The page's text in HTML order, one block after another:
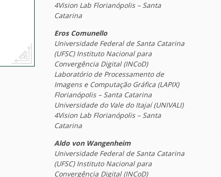
4Vision Lab Florianópolis – Santa
Catarina
Eros Comunello
Universidade Federal de Santa Catarina
(UFSC) Instituto Nacional para
Convergência Digital (INCoD)
Laboratório de Processamento de
Imagens e Computação Gráfica (LAPIX)
Florianópolis – Santa Catarina
Universidade do Vale do Itajaí (UNIVALI)
4Vision Lab Florianópolis – Santa
Catarina
Aldo von Wangenheim
Universidade Federal de Santa Catarina
(UFSC) Instituto Nacional para
Convergência Digital (INCoD)